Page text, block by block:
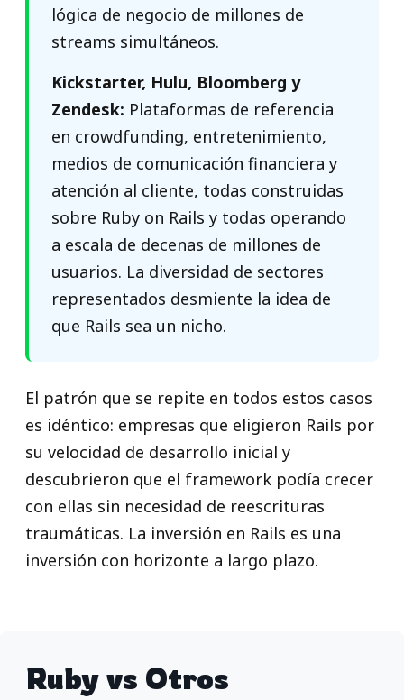
lógica de negocio de millones de
streams simultáneos.
Kickstarter, Hulu, Bloomberg y
Zendesk: Plataformas de referencia
en crowdfunding, entretenimiento,
medios de comunicación financiera y
atención al cliente, todas construidas
sobre Ruby on Rails y todas operando
a escala de decenas de millones de
usuarios. La diversidad de sectores
representados desmiente la idea de
que Rails sea un nicho.
El patrón que se repite en todos estos casos
es idéntico: empresas que eligieron Rails por
su velocidad de desarrollo inicial y
descubrieron que el framework podía crecer
con ellas sin necesidad de reescrituras
traumáticas. La inversión en Rails es una
inversión con horizonte a largo plazo.
Ruby vs Otros